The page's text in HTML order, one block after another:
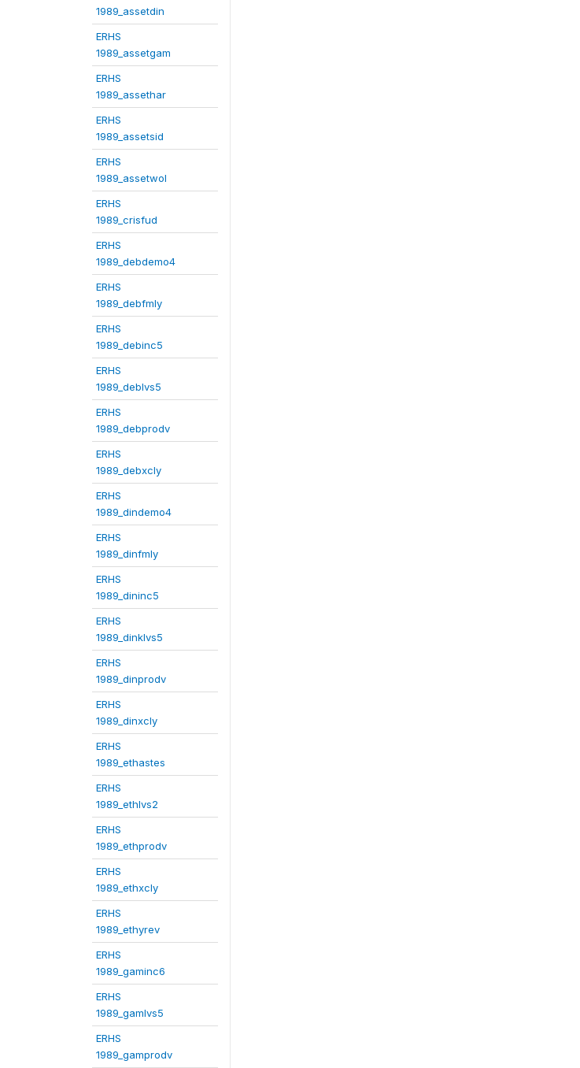
1989_assetdin
ERHS
1989_assetgam
ERHS
1989_assethar
ERHS
1989_assetsid
ERHS
1989_assetwol
ERHS
1989_crisfud
ERHS
1989_debdemo4
ERHS
1989_debfmly
ERHS
1989_debinc5
ERHS
1989_deblvs5
ERHS
1989_debprodv
ERHS
1989_debxcly
ERHS
1989_dindemo4
ERHS
1989_dinfmly
ERHS
1989_dininc5
ERHS
1989_dinklvs5
ERHS
1989_dinprodv
ERHS
1989_dinxcly
ERHS
1989_ethastes
ERHS
1989_ethlvs2
ERHS
1989_ethprodv
ERHS
1989_ethxcly
ERHS
1989_ethyrev
ERHS
1989_gaminc6
ERHS
1989_gamlvs5
ERHS
1989_gamprodv